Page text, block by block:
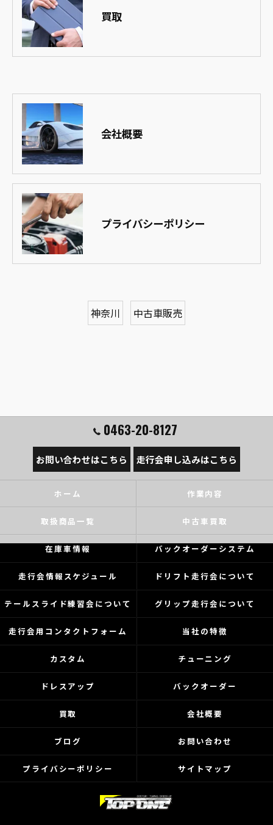
買取
会社概要
プライバシーポリシー
神奈川 中古車販売
0463-20-8127
お問い合わせはこちら 走行会申し込みはこちら
ホーム 作業内容
取扱商品一覧 中古車買取
在庫車情報 バックオーダーシステム
走行会情報スケジュール ドリフト走行会について
テールスライド練習会について グリップ走行会について
走行会用コンタクトフォーム 当社の特徴
カスタム チューニング
ドレスアップ バックオーダー
買取 会社概要
ブログ お問い合わせ
プライバシーポリシー サイトマップ